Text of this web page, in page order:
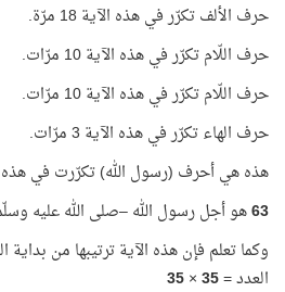
حرف الألف تكرّر في هذه الآية 18 مرّة.
حرف اللّام تكرّر في هذه الآية 10 مرّات.
حرف اللّام تكرّر في هذه الآية 10 مرّات.
حرف الهاء تكرّر في هذه الآية 3 مرّات.
هذه هي أحرف (رسول الله) تكرّرت في هذه
63هو أجل رسول الله –صلى الله عليه
العدد =35
×
35